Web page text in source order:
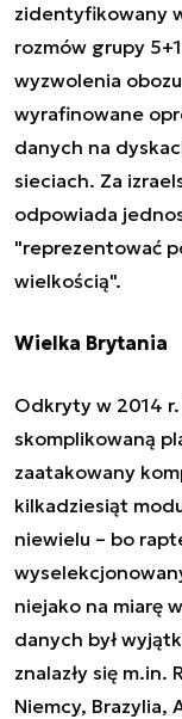
zidentyfikowany
rozmów grupy
wyzwolenia
wyrafinowane
danych na
sieciach. Za
odpowiada
"reprezentować
wielkością".
Wielka Brytania
Odkryty w 2014
skomplikowaną
zaatakowany
kilkadziesiąt
niewielu – bo
niejako na miarę
danych był
znalazły się m.in.
Niemcy, Brazylia,